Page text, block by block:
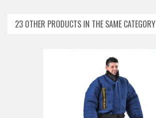
23 OTHER PRODUCTS IN THE SAME CATEGORY